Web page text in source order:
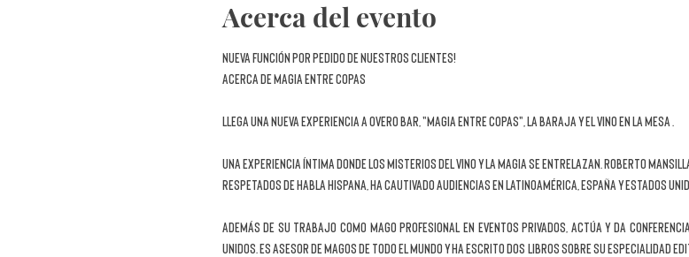
Acerca del evento
NUEVA FUNCIÓN POR PEDIDO DE NUESTROS CLIENTES!
ACERCA DE MAGIA ENTRE COPAS
Llega una nueva experiencia a Overo Bar, "Magia entre copas", La baraja y el vino en la mesa .
Una experiencia íntima donde los misterios del vino y la magia se entrelazan. Roberto
respetados de habla hispana, ha cautivado audiencias en Latinoamérica, España y Estados
Además de su trabajo como mago profesional en eventos privados, actúa y da
Unidos. Es asesor de magos de todo el mundo y ha escrito dos libros sobre su especialidad